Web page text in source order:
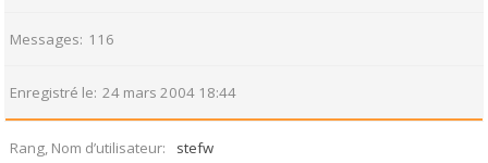
Messages 116
Enregistré le 24 mars 2004 18:44
Rang, Nom d’utilisateur stefw